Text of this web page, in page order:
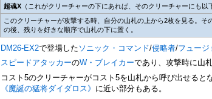
超魂X （これがクリーチャーの下にあれば、そのクリーチャーにも以
このクリーチャーが攻撃する時、自分の山札の上から2枚を見る。
の後、残りを好きな順序で山札の下に置く。
DM26-EX2で登場した ソニック・コマンド/侵略者/フュージ
スピードアタッカーのW・ブレイカーであり、攻撃時に山
コスト5のクリーチャーがコスト5を山札から呼び出せると
《魔誕の猛将ダイダロス》 に近い部分もある。